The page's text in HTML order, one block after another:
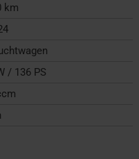
km
/ 136 PS